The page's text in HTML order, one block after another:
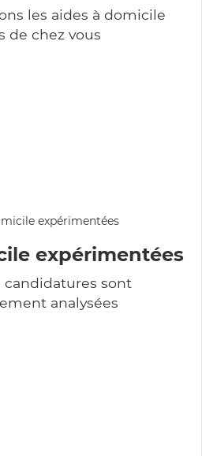
les aides à domicile
de chez vous
expérimentées
candidatures sont
analysées